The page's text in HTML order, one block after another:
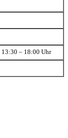
13:30 – 18:00 Uhr